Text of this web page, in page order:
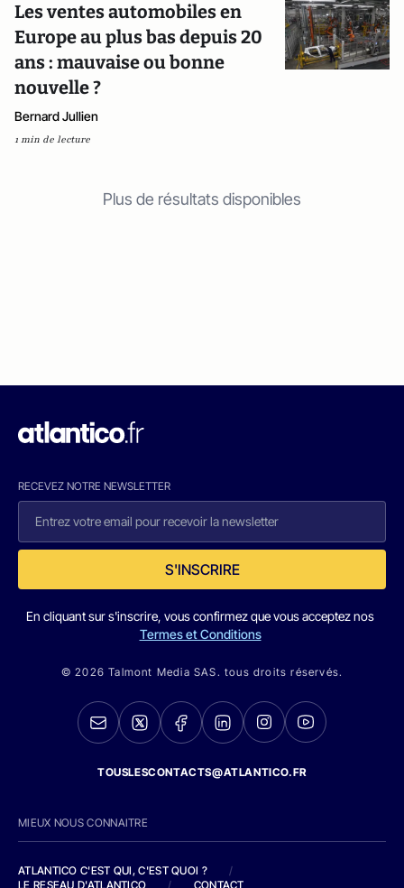
Les ventes automobiles en
Europe au plus bas depuis 20
ans : mauvaise ou bonne
nouvelle ?
Bernard Jullien
1 min de lecture
Plus de résultats disponibles
RECEVEZ NOTRE NEWSLETTER
S'INSCRIRE
En cliquant sur s'inscrire, vous confirmez que vous acceptez nos
Termes et Conditions
© 2026 Talmont Media SAS. tous droits réservés.
TOUSLESCONTACTS@ATLANTICO.FR
MIEUX NOUS CONNAITRE
ATLANTICO C'EST QUI, C'EST QUOI ?
/
LE RESEAU D'ATLANTICO
/ CONTACT